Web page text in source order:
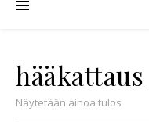
Näytetään ainoa tulos